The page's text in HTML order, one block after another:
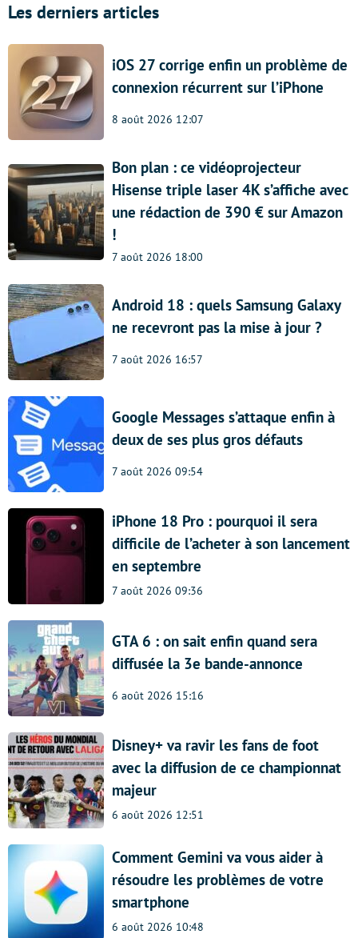
Les derniers articles
iOS 27 corrige enfin un problème de
connexion récurrent sur l’iPhone
8 août 2026 12:07
Bon plan : ce vidéoprojecteur
Hisense triple laser 4K s’affiche avec
une rédaction de 390 € sur Amazon
!
7 août 2026 18:00
Android 18 : quels Samsung Galaxy
ne recevront pas la mise à jour ?
7 août 2026 16:57
Google Messages s’attaque enfin à
deux de ses plus gros défauts
7 août 2026 09:54
iPhone 18 Pro : pourquoi il sera
difficile de l’acheter à son lancement
en septembre
7 août 2026 09:36
GTA 6 : on sait enfin quand sera
diffusée la 3e bande-annonce
6 août 2026 15:16
Disney+ va ravir les fans de foot
avec la diffusion de ce championnat
majeur
6 août 2026 12:51
Comment Gemini va vous aider à
résoudre les problèmes de votre
smartphone
6 août 2026 10:48